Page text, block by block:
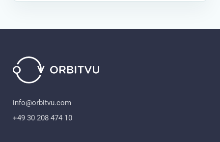
info@orbitvu.com
+49 30 208 474 10